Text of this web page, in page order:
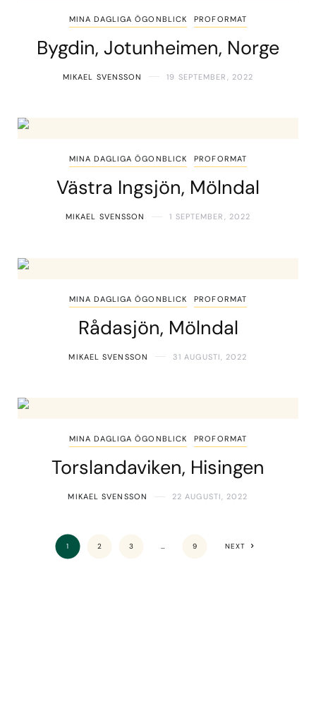
MINA DAGLIGA ÖGONBLICK PROFORMAT
Bygdin, Jotunheimen, Norge
MIKAEL SVENSSON 19 SEPTEMBER, 2022
MINA DAGLIGA ÖGONBLICK PROFORMAT
Västra Ingsjön, Mölndal
MIKAEL SVENSSON 1 SEPTEMBER, 2022
MINA DAGLIGA ÖGONBLICK PROFORMAT
Rådasjön, Mölndal
MIKAEL SVENSSON 31 AUGUSTI, 2022
MINA DAGLIGA ÖGONBLICK PROFORMAT
Torslandaviken, Hisingen
MIKAEL SVENSSON 22 AUGUSTI, 2022
1 2 3 … 9 NEXT